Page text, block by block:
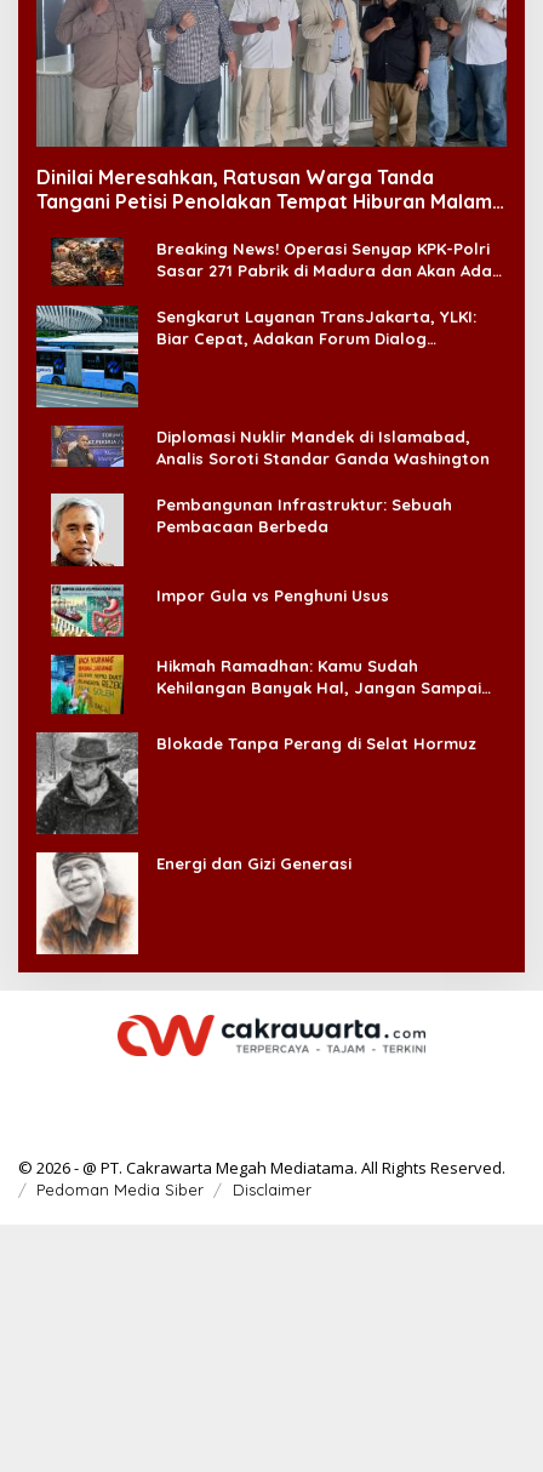
Dinilai Meresahkan, Ratusan Warga Tanda
Tangani Petisi Penolakan Tempat Hiburan Malam
Breaking News! Operasi Senyap KPK-Polri
Sasar 271 Pabrik di Madura dan Akan Ada
Sengkarut Layanan TransJakarta, YLKI:
Biar Cepat, Adakan Forum Dialog
Diplomasi Nuklir Mandek di Islamabad,
Analis Soroti Standar Ganda Washington
Pembangunan Infrastruktur: Sebuah
Pembacaan Berbeda
Impor Gula vs Penghuni Usus
Hikmah Ramadhan: Kamu Sudah
Kehilangan Banyak Hal, Jangan Sampai
Blokade Tanpa Perang di Selat Hormuz
Energi dan Gizi Generasi
© 2026 - @ PT. Cakrawarta Megah Mediatama. All Rights Reserved.
Pedoman Media Siber Disclaimer